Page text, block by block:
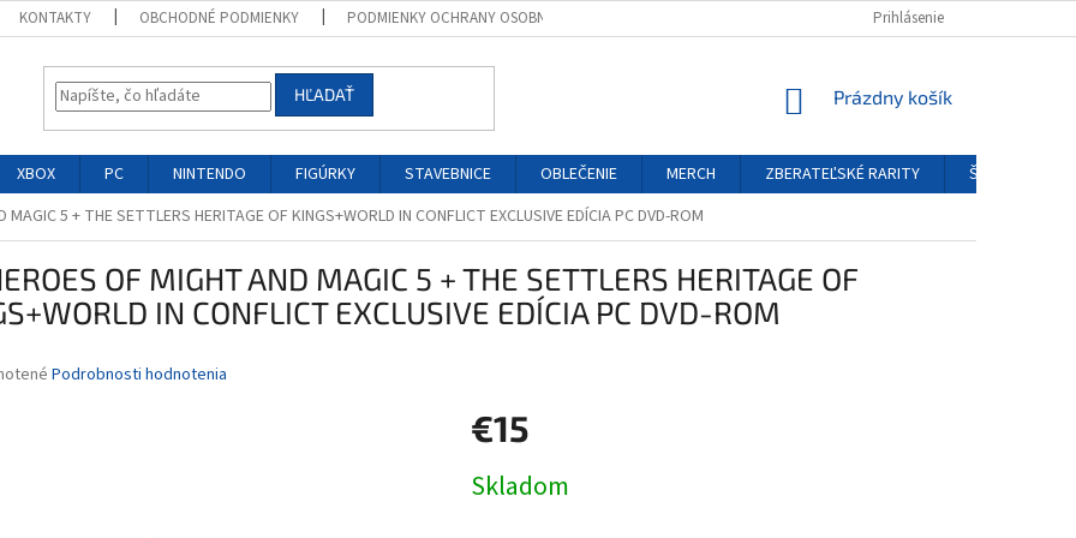
KONTAKTY OBCHODNÉ PODMIENKY PODMIENKY OCHRANY OSOBNÝCH ÚDAJOV FORMULÁR ODSTÚPENIA
Prihlásenie
HĽADAŤ
NÁKUPNÝ
Prázdny košík
XBOX PC NINTENDO FIGÚRKY STAVEBNICE OBLEČENIE MERCH ZBERATEĽSKÉ RARITY
ŠPECIÁLNE
MAGIC 5 + THE SETTLERS HERITAGE OF KINGS+WORLD IN CONFLICT EXCLUSIVE EDÍCIA PC DVD-ROM
OF MIGHT AND MAGIC 5 + THE SETTLERS HERITAGE OF
IN CONFLICT EXCLUSIVE EDÍCIA PC DVD-ROM
Podrobnosti hodnotenia
€15
cena:
Skladom